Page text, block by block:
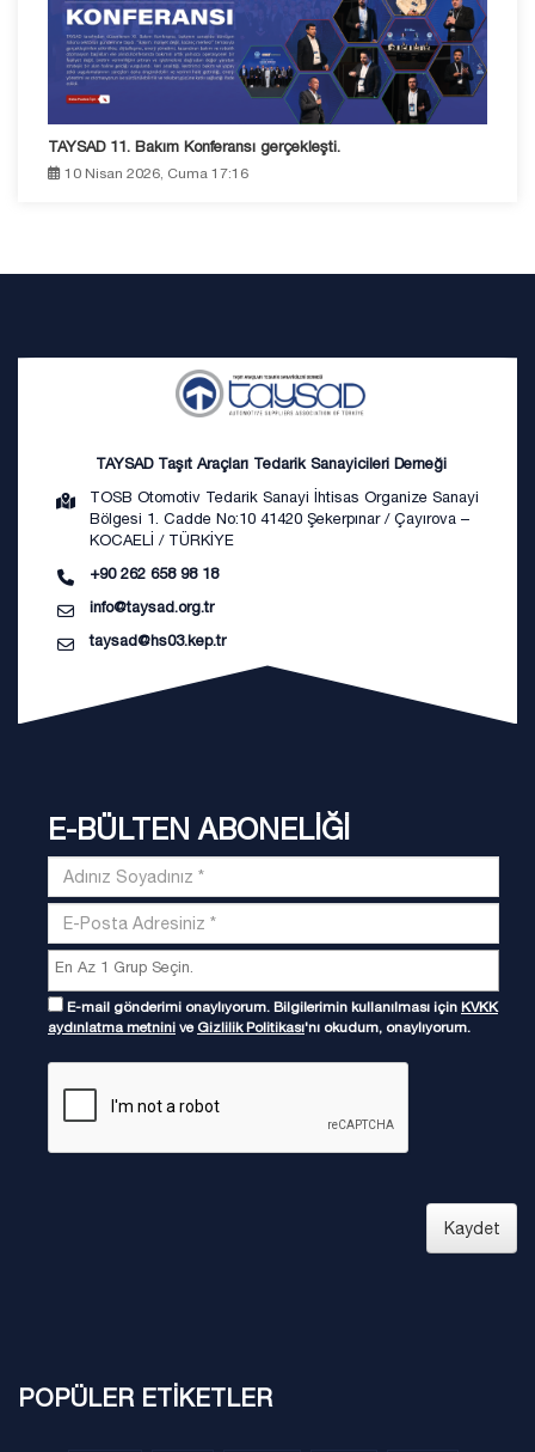
TAYSAD 11. Bakım Konferansı gerçekleşti.
10 Nisan 2026, Cuma 17:16
TAYSAD Taşıt Araçları Tedarik Sanayicileri Derneği
TOSB Otomotiv Tedarik Sanayi İhtisas Organize Sanayi
Bölgesi 1. Cadde No:10 41420 Şekerpınar / Çayırova –
KOCAELİ / TÜRKİYE
+90 262 658 98 18
info@taysad.org.tr
taysad@hs03.kep.tr
E-BÜLTEN ABONELİĞİ
E-mail gönderimi onaylıyorum. Bilgilerimin kullanılması için KVKK
aydınlatma metnini ve Gizlilik Politikası'nı okudum, onaylıyorum.
Kaydet
POPÜLER ETİKETLER